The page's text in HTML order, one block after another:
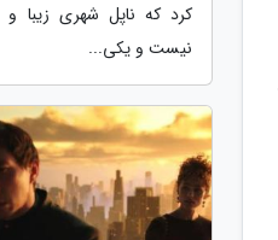
کرد که ناپل شهری زیبا و
نیست و یکی...